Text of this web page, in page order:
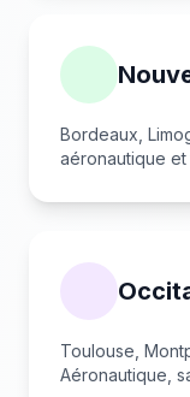
Bordeaux,
aéronautique et
Toulouse,
Aéronautique,